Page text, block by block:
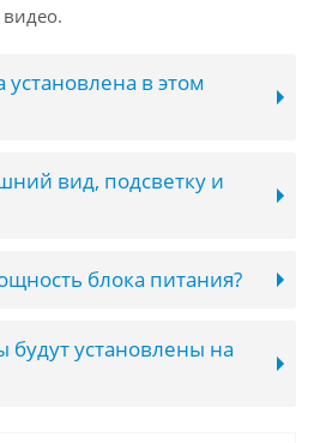
установлена в этом
вид, подсветку и
блока питания?
будут установлены на